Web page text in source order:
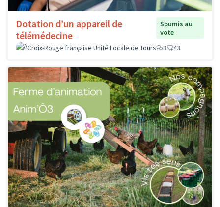
Dotation d’un appareil de
télémédecine
Soumis au
vote
Croix-Rouge française Unité Locale de Tours
3 43